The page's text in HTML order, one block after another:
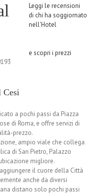
Leggi le recensioni
di chi ha soggiornato
nell'Hotel
e scopri i prezzi
Cesi
a pochi passi da Piazza
di Roma, e offre servizi di
prezzo.
ampio viale che collega
di San Pietro, Palazzo
migliore.
il cuore della Città
anche da diversi
distano solo pochi passi